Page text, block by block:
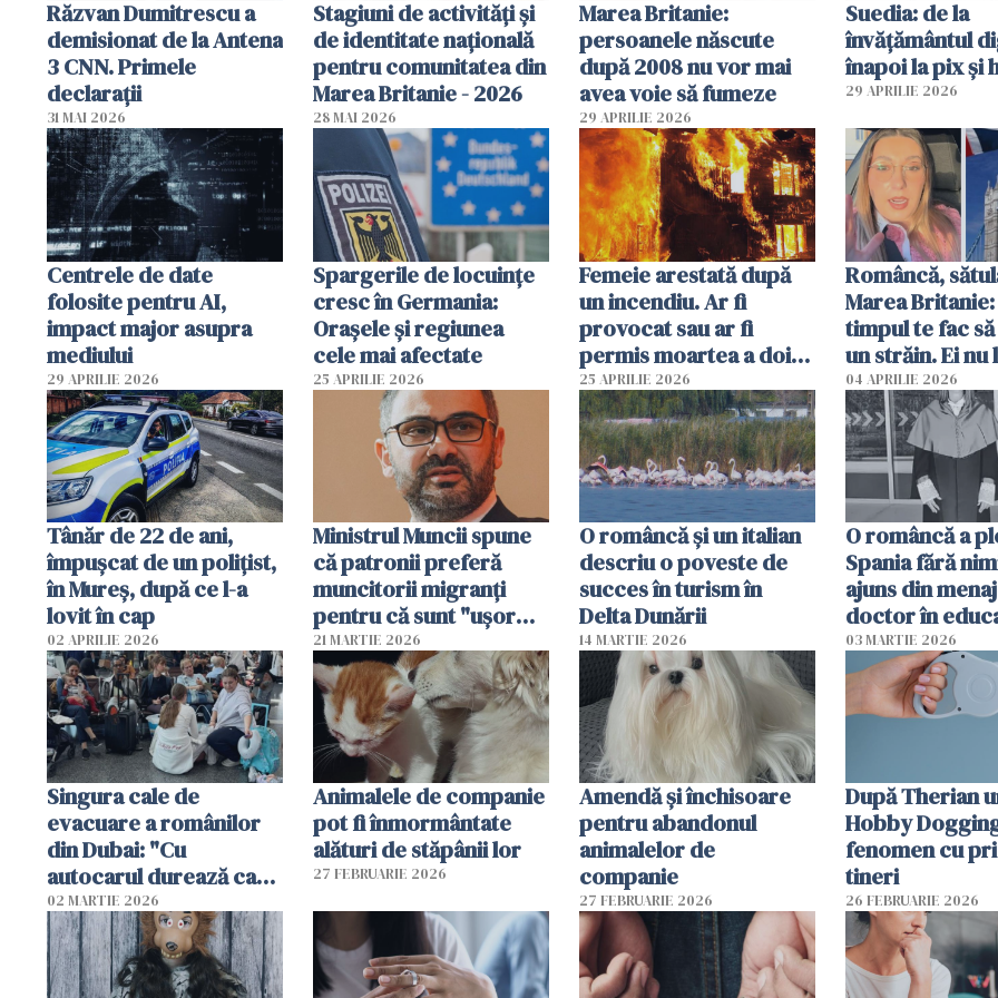
Răzvan Dumitrescu a
demisionat de la Antena
3 CNN. Primele
declarații
31 MAI 2026
Stagiuni de activități și
de identitate națională
pentru comunitatea din
Marea Britanie - 2026
28 MAI 2026
Marea Britanie:
persoanele născute
după 2008 nu vor mai
avea voie să fumeze
29 APRILIE 2026
Suedia: de la
învățământul
înapoi la pix și
29 APRILIE 2026
Centrele de date
folosite pentru AI,
impact major asupra
mediului
29 APRILIE 2026
Spargerile de locuințe
cresc în Germania:
Orașele și regiunea
cele mai afectate
25 APRILIE 2026
Femeie arestată după
un incendiu. Ar fi
provocat sau ar fi
permis moartea a doi
copii de 1 an și 3 ani
25 APRILIE 2026
Româncă,
Marea
timpul te fac
un străin. Ei nu
ca noi. În
oamenii sunt
04 APRILIE 2026
Tânăr de 22 de ani,
împușcat de un polițist,
în Mureș, după ce l-a
lovit în cap
02 APRILIE 2026
Ministrul Muncii spune
că patronii preferă
muncitorii migranți
pentru că sunt "uşor
dispensabili"
21 MARTIE 2026
O româncă și un italian
descriu o poveste de
succes în turism în
Delta Dunării
14 MARTIE 2026
O româncă a
Spania fără
ajuns din
doctor în
03 MARTIE 2026
Singura cale de
evacuare a românilor
din Dubai: "Cu
autocarul durează cam
două zile"
02 MARTIE 2026
Animalele de companie
pot fi înmormântate
alături de stăpânii lor
27 FEBRUARIE 2026
Amendă și închisoare
pentru abandonul
animalelor de
companie
27 FEBRUARIE 2026
După Therian
Hobby
fenomen cu
tineri
26 FEBRUARIE 2026